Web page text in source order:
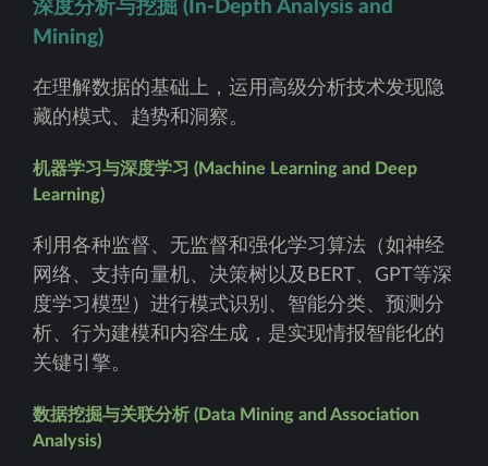
深度分析与挖掘 (In-Depth Analysis and
Mining)
在理解数据的基础上，运用高级分析技术发现隐
藏的模式、趋势和洞察。
机器学习与深度学习 (Machine Learning and Deep
Learning)
利用各种监督、无监督和强化学习算法（如神经
网络、支持向量机、决策树以及BERT、GPT等深
度学习模型）进行模式识别、智能分类、预测分
析、行为建模和内容生成，是实现情报智能化的
关键引擎。
数据挖掘与关联分析 (Data Mining and Association
Analysis)